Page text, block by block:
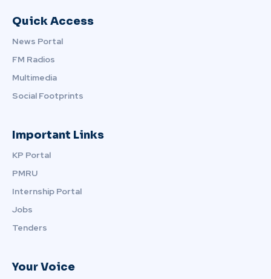
Quick Access
News Portal
FM Radios
Multimedia
Social Footprints
Important Links
KP Portal
PMRU
Internship Portal
Jobs
Tenders
Your Voice